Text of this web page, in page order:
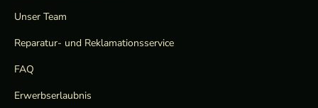
Unser Team
Reparatur- und Reklamationsservice
FAQ
Erwerbserlaubnis